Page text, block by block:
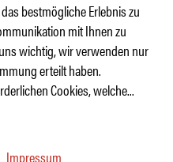
auf Räder
bestmögliche Erlebnis zu
mit Ihnen zu
wichtig, wir verwenden nur
erteilt haben.
Cookies, welche...
Impressum